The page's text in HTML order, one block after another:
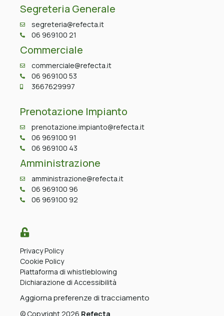
Segreteria Generale
segreteria@refecta.it
06 969100 21
Commerciale
commerciale@refecta.it
06 969100 53
3667629997
Prenotazione Impianto
prenotazione.impianto@refecta.it
06 969100 91
06 969100 43
Amministrazione
amministrazione@refecta.it
06 969100 96
06 969100 92
Privacy Policy
Cookie Policy
Piattaforma di whistleblowing
Dichiarazione di Accessibilità
Aggiorna preferenze di tracciamento
© Copyright 2026 Refecta